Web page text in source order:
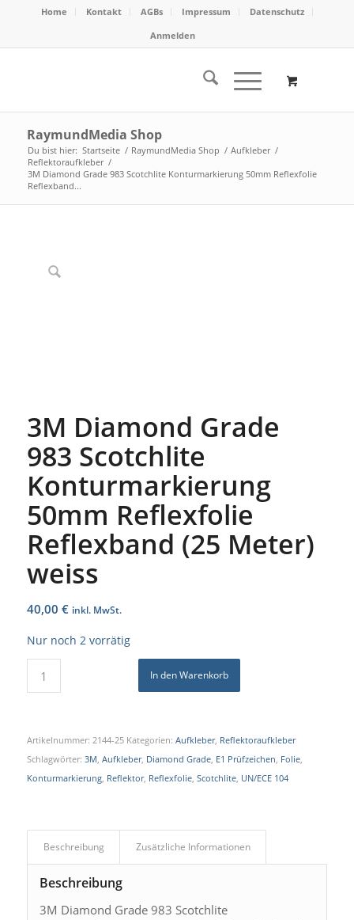
Home Kontakt AGBs Impressum
Datenschutz
Anmelden
RaymundMedia Shop
Du bist hier: Startseite / RaymundMedia Shop / Aufkleber /
Reflektoraufkleber /
3M Diamond Grade 983 Scotchlite Konturmarkierung 50mm Reflexfolie
Reflexband...
3M Diamond Grade
983 Scotchlite
Konturmarkierung
50mm Reflexfolie
Reflexband (25 Meter)
weiss
40,00 € inkl. MwSt.
Nur noch 2 vorrätig
In den Warenkorb
Artikelnummer: 2144-25 Kategorien: Aufkleber, Reflektoraufkleber
Schlagwörter: 3M, Aufkleber, Diamond Grade, E1 Prüfzeichen, Folie,
Konturmarkierung, Reflektor, Reflexfolie, Scotchlite, UN/ECE 104
Beschreibung Zusätzliche Informationen
Beschreibung
3M Diamond Grade 983 Scotchlite